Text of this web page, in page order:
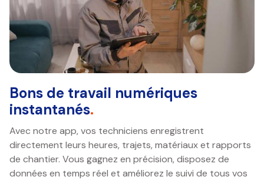
Bons de travail numériques
instantanés.
Avec notre app, vos techniciens enregistrent
directement leurs heures, trajets, matériaux et rapports
de chantier. Vous gagnez en précision, disposez de
données en temps réel et améliorez le suivi de tous vos